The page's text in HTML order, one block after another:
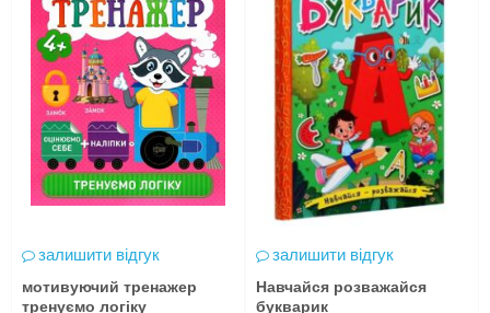
залишити відгук
мотивуючий тренажер
тренуємо логіку
залишити відгук
Навчайся розважайся
букварик